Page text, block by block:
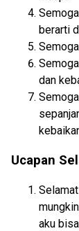
berarti
dan
Ucapan
aku